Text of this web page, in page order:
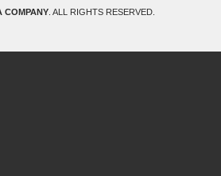
COMPANY . ALL RIGHTS RESERVED.